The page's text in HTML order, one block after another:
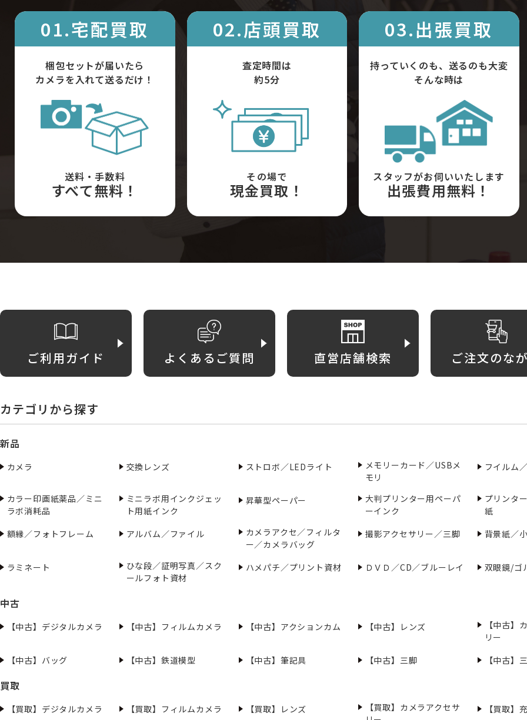
01.宅配買取
梱包セットが届いたら
カメラを入れて送るだけ！
送料・手数料
すべて無料！
02.店頭買取
査定時間は
約5分
その場で
現金買取！
03.出張買取
持っていくのも、送るのも大変
そんな時は
スタッフがお伺いいたします
出張費用無料！
ご利用ガイド よくあるご質問 直営店舗検索 ご注文のな
カテゴリから探す
新品
カメラ 交換レンズ ストロボ／LEDライト
メモリーカード／USBメ
モリ
フイルム
カラー印画紙薬品／ミニ
ラボ消耗品
ミニラボ用インクジェッ
ト用紙インク
昇華型ペーパー
大判プリンター用ペーパ
ーインク
プリンタ
紙
額縁／フォトフレーム
アルバム／ファイル
カメラアクセ／フィルタ
ー／カメラバッグ
撮影アクセサリー／三脚 背景紙／
ラミネート
ひな段／証明写真／スク
ールフォト資材
ハメパチ／プリント資材 ＤＶＤ／CD／ブルーレイ 双眼鏡/ゴ
中古
【中古】デジタルカメラ 【中古】フィルムカメラ 【中古】アクションカム 【中古】レンズ
【中古】
リー
【中古】バッグ
【中古】鉄道模型 【中古】筆記具 【中古】三脚 【中古】
買取
【買取】デジタルカメラ 【買取】フィルムカメラ 【買取】レンズ
【買取】カメラアクセサ
【買取】